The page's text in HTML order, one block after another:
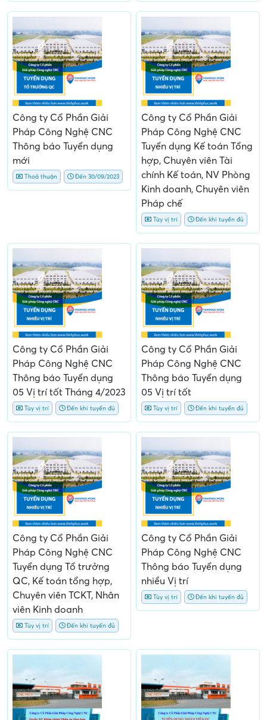
Công ty Cổ Phần Giải
Pháp Công Nghệ CNC
Thông báo Tuyển dụng
mới
Thoả thuận Đến 30/09/2023
Công ty Cổ Phần Giải
Pháp Công Nghệ CNC
Tuyển dụng Kế toán Tổng
hợp, Chuyên viên Tài
chính Kế toán, NV Phòng
Kinh doanh, Chuyên viên
Pháp chế
Tùy vị trí Đến khi tuyển đủ
Công ty Cổ Phần Giải
Pháp Công Nghệ CNC
Thông báo Tuyển dụng
05 Vị trí tốt Tháng 4/2023
Tùy vị trí Đến khi tuyển đủ
Công ty Cổ Phần Giải
Pháp Công Nghệ CNC
Thông báo Tuyển dụng
05 Vị trí tốt
Tùy vị trí Đến khi tuyển đủ
Công ty Cổ Phần Giải
Pháp Công Nghệ CNC
Tuyển dụng Tổ trưởng
QC, Kế toán tổng hợp,
Chuyên viên TCKT, Nhân
viên Kinh doanh
Tùy vị trí Đến khi tuyển đủ
Công ty Cổ Phần Giải
Pháp Công Nghệ CNC
Thông báo Tuyển dụng
nhiều Vị trí
Tùy vị trí Đến khi tuyển đủ